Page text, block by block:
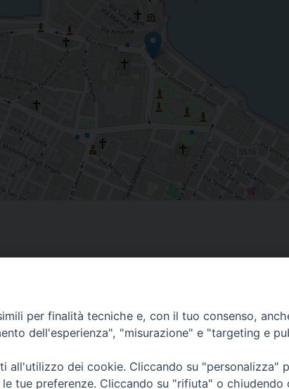
Ufficio Comunicazioni sociali
per finalità tecniche e, con il tuo consenso,
dell'esperienza", "misurazione" e "targeting e
all'utilizzo dei cookie. Cliccando su "personalizza"
tue preferenze. Cliccando su "rifiuta" o chiudendo